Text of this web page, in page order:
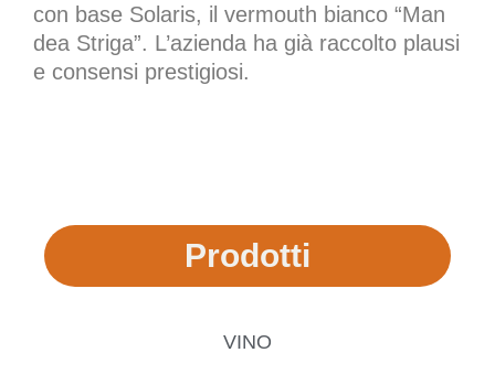
con base Solaris, il vermouth bianco “Man
dea Striga”. L’azienda ha già raccolto plausi
e consensi prestigiosi.
Prodotti
VINO